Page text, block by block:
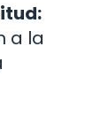
a la